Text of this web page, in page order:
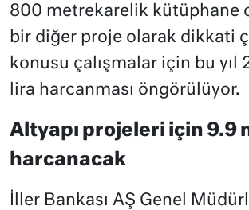
800 metrekarelik kütüphane
bir diğer proje olarak dikkati
konusu çalışmalar için bu yıl
lira harcanması öngörülüyor.
Altyapı projeleri için 9.9
harcanacak
İller Bankası AŞ Genel